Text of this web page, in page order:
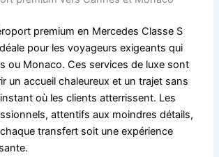
premium en Mercedes Classe S
pour les voyageurs exigeants qui
ou Monaco. Ces services de luxe sont
un accueil chaleureux et un trajet sans
où les clients atterrissent. Les
attentifs aux moindres détails,
transfert soit une expérience